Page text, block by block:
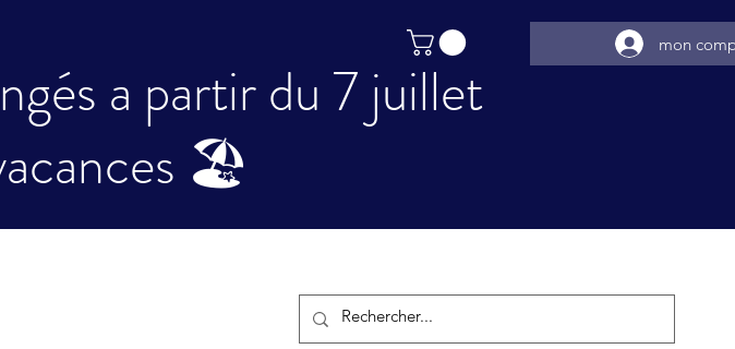
a partir du 7 juillet
🏖️
mon